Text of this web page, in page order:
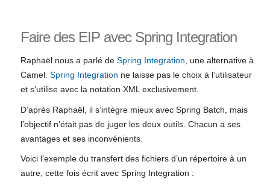
Faire des EIP avec Spring Integration
Raphaël nous a parlé de Spring Integration , une alternative à
Camel. Spring Integration ne laisse pas le choix à l’utilisateur
et s’utilise avec la notation XML exclusivement.
D’après Raphaël, il s’intègre mieux avec Spring Batch, mais
l’objectif n’était pas de juger les deux outils. Chacun a ses
avantages et ses inconvénients.
Voici l’exemple du transfert des fichiers d’un répertoire à un
autre, cette fois écrit avec Spring Integration :